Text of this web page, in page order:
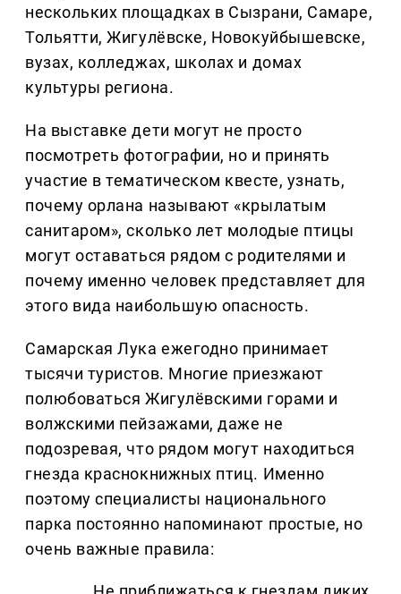
нескольких площадках в Сызрани, Самаре,
Тольятти, Жигулёвске, Новокуйбышевске,
вузах, колледжах, школах и домах
культуры региона.
На выставке дети могут не просто
посмотреть фотографии, но и принять
участие в тематическом квесте, узнать,
почему орлана называют «крылатым
санитаром», сколько лет молодые птицы
могут оставаться рядом с родителями и
почему именно человек представляет для
этого вида наибольшую опасность.
Самарская Лука ежегодно принимает
тысячи туристов. Многие приезжают
полюбоваться Жигулёвскими горами и
волжскими пейзажами, даже не
подозревая, что рядом могут находиться
гнезда краснокнижных птиц. Именно
поэтому специалисты национального
парка постоянно напоминают простые, но
очень важные правила: